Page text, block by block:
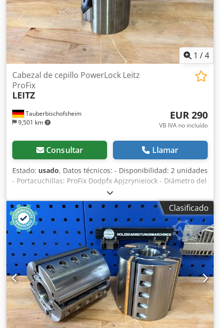
1 /4
Tauberbischofsheim
9,501 km
Cabezal de cepillo PowerLock Leitz
ProFix
LEITZ
EUR 290
VB IVA no incluído
Consultar Llamar
Estado: usado, Datos técnicos: - Disponibilidad: 2 unidades
- Portacuchillas: ProFix Dodpfx Apjzrynieiock - Diámetro del
círculo de corte (ø): 113 mm - Sistema de sujeción:
PowerLock HSK - Identificación: MEC - Longitud: 110 mm -
Material: Acero
Clasificado